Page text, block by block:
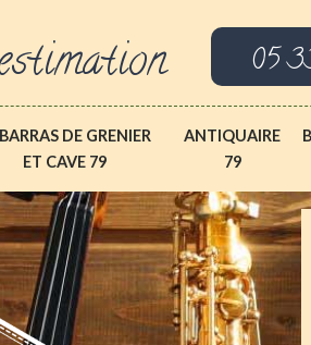
05
DE GRENIER
ET CAVE 79
ANTIQUAIRE
79